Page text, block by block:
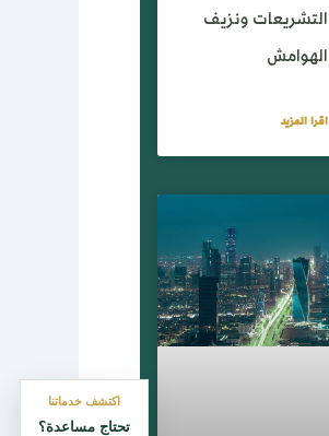
اكتشف خدماتنا
تحتاج مساعدة؟
التشريعات ونزيف
الهوامش
اقرا المزيد